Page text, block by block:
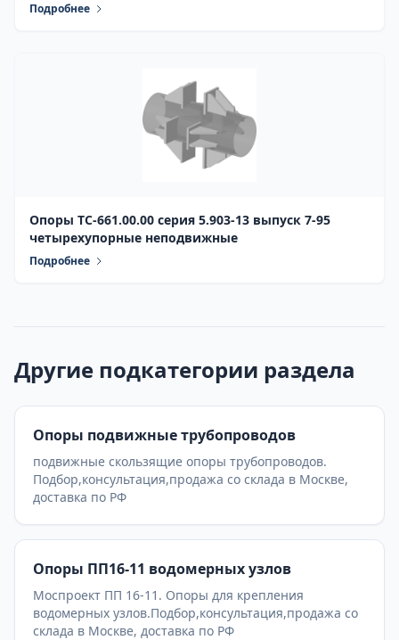
Подробнее
Опоры ТС-661.00.00 серия 5.903-13 выпуск 7-95
четырехупорные неподвижные
Подробнее
Другие подкатегории раздела
Опоры подвижные трубопроводов
подвижные скользящие опоры трубопроводов.
Подбор,консультация,продажа со склада в Москве,
доставка по РФ
Опоры ПП16-11 водомерных узлов
Моспроект ПП 16-11. Опоры для крепления
водомерных узлов.Подбор,консультация,продажа со
склада в Москве, доставка по РФ